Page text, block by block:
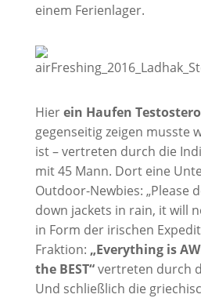
einem Ferienlager.
Hierein Haufen
gegenseitig zeigen musste
ist – vertreten durch die
mit 45 Mann. Dort eine
Outdoor-Newbies: „Please
down jackets in rain, it will
in Form der irischen
Fraktion: „Everything is
the BEST“vertreten durch
Und schließlich die